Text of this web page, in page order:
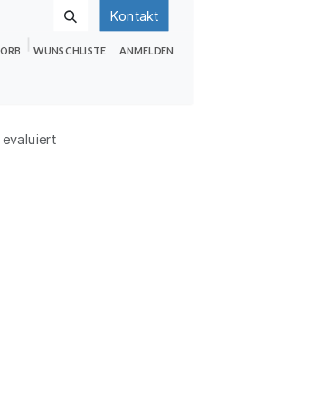
Kontakt
WUNSCHLISTE ANMELDEN